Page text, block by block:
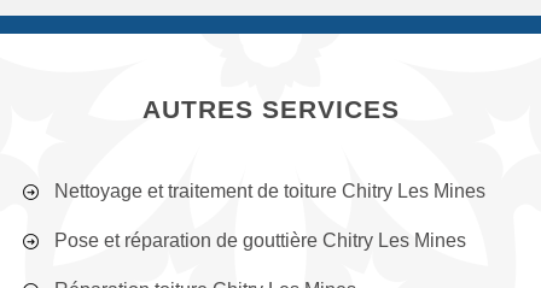
AUTRES SERVICES
Nettoyage et traitement de toiture Chitry Les Mines
Pose et réparation de gouttière Chitry Les Mines